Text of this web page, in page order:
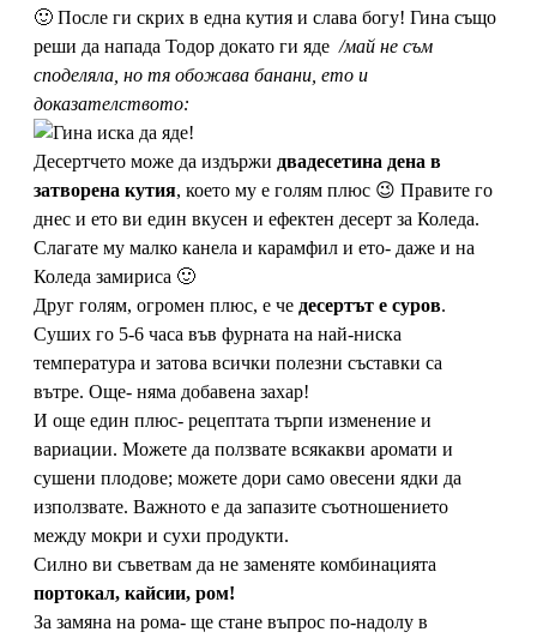
🙂 После ги скрих в една кутия и слава богу! Гина също
реши да напада Тодор докато ги яде /май не съм
споделяла, но тя обожава банани, ето и
доказателството:
Десертчето може да издържи двадесетина дена в
затворена кутия, което му е голям плюс 😉 Правите го
днес и ето ви един вкусен и ефектен десерт за Коледа.
Слагате му малко канела и карамфил и ето- даже и на
Коледа замириса 🙂
Друг голям, огромен плюс, е че десертът е суров.
Суших го 5-6 часа във фурната на най-ниска
температура и затова всички полезни съставки са
вътре. Още- няма добавена захар!
И още един плюс- рецептата търпи изменение и
вариации. Можете да ползвате всякакви аромати и
сушени плодове; можете дори само овесени ядки да
използвате. Важното е да запазите съотношението
между мокри и сухи продукти.
Силно ви съветвам да не заменяте комбинацията
портокал, кайсии, ром!
За замяна на рома- ще стане въпрос по-надолу в